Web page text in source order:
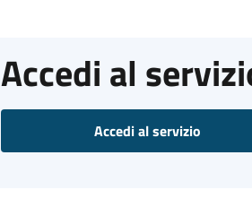
Accedi al
Accedi al servizio